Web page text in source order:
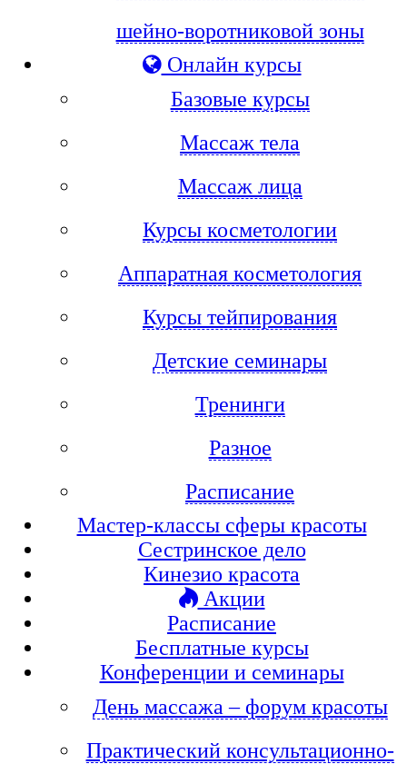
шейно-воротниковой зоны
Онлайн курсы
Базовые курсы
Массаж тела
Массаж лица
Курсы косметологии
Аппаратная косметология
Курсы тейпирования
Детские семинары
Тренинги
Разное
Расписание
Мастер-классы сферы красоты
Сестринское дело
Кинезио красота
Акции
Расписание
Бесплатные курсы
Конференции и семинары
День массажа – форум красоты
Практический консультационно-